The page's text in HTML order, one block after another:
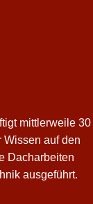
mittlerweile 30
Wissen auf den
Dacharbeiten
ausgeführt.